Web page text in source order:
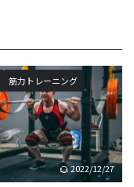
筋力トレーニング
2022/12/27